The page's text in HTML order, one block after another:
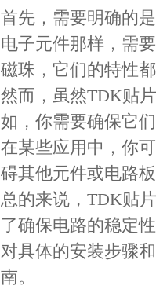
首先，需要明确的
电子元件那样，需
磁珠，它们的特性
然而，虽然TDK贴
如，你需要确保它
在某些应用中，你
碍其他元件或电路
总的来说，TDK贴
了确保电路的稳定
对具体的安装步骤
南。